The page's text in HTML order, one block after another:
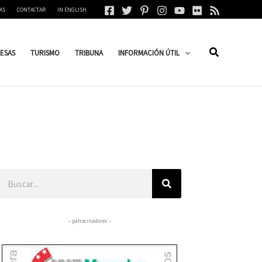
CONTACTAR IN ENGLISH
TURISMO TRIBUNA INFORMACIÓN ÚTIL
– patrocinadores –